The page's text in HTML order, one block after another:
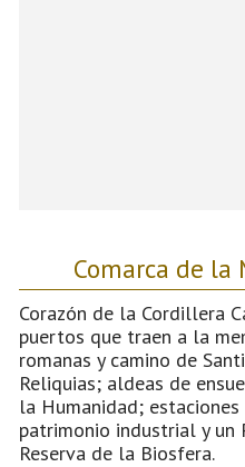
Comarca de
Corazón de la Cordillera
puertos que traen a la
romanas y camino de
Reliquias; aldeas de
la Humanidad;
patrimonio industrial y un
Reserva de la Biosfera.